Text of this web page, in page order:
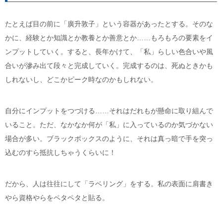
たとえば目の前に「廣升敦子」という容器があったとする。そのな
かに、経験とか知識とか教養とか善意とか……もろもろの要素をイ
ンプットしていく。すると、長年かけて、「私」らしい色合いや風
合いが滲み出て段々と完成していく。完成するのは、死ぬときかも
しれないし、どこかピーク時なのかもしれない。
自分にインプットをつづける……それはだれもが懸命に取り組んで
いること。ただ、なかなか何が「私」に入っているのか気づかない
場合が多い。ブラックボックスのように、それは真っ暗で手を突っ
込むのすら抵抗しちゃうくらいに！
だから、人は往往にして「ラベリング」をする。私の表面に肩書き
やら資格やらをペタペタと貼る。